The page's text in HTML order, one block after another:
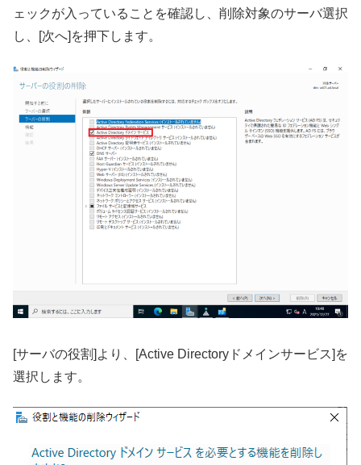
ェックが入っていることを確認し、削除対象のサーバ選択
し、[次へ]を押下します。
[サーバの役割]より、[Active Directoryドメインサービス]を
選択します。